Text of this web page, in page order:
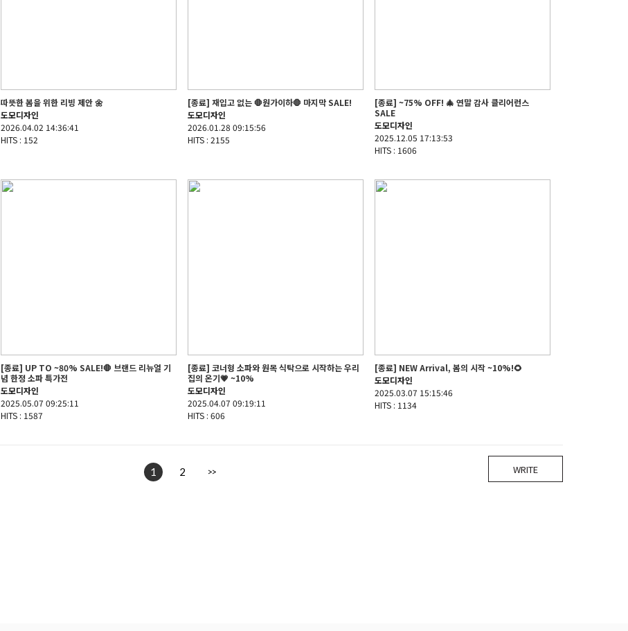
따뜻한 봄을 위한 리빙 제안 🌼
도모디자인
2026.04.02 14:36:41
HITS : 152
[종료] 재입고 없는 🛑원가이하🛑 마지막 SALE!
도모디자인
2026.01.28 09:15:56
HITS : 2155
[종료] ~75% OFF! 🎄 연말 감사 클리어런스
SALE
도모디자인
2025.12.05 17:13:53
HITS : 1606
[종료] UP TO ~80% SALE!🛑 브랜드 리뉴얼 기
념 한정 소파 특가전
도모디자인
2025.05.07 09:25:11
HITS : 1587
[종료] 코너형 소파와 원목 식탁으로 시작하는 우리
집의 온기💗 ~10%
도모디자인
2025.04.07 09:19:11
HITS : 606
[종료] NEW Arrival, 봄의 시작 ~10%!🌻
도모디자인
2025.03.07 15:15:46
HITS : 1134
WRITE
1 2 >>